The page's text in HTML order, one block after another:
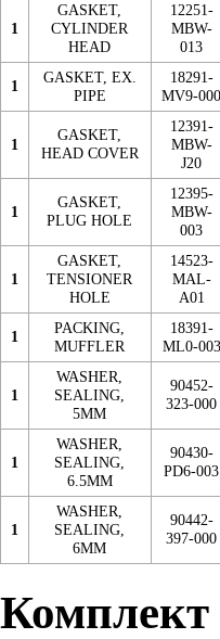
1
GASKET,
CYLINDER
HEAD
12251-
MBW-
013
1
GASKET, EX.
PIPE
18291-
MV9-000
1
GASKET,
HEAD COVER
12391-
MBW-
J20
1
GASKET,
PLUG HOLE
12395-
MBW-
003
1
GASKET,
TENSIONER
HOLE
14523-
MAL-
A01
1
PACKING,
MUFFLER
18391-
ML0-003
1
WASHER,
SEALING,
5MM
90452-
323-000
1
WASHER,
SEALING,
6.5MM
90430-
PD6-003
1
WASHER,
SEALING,
6MM
90442-
397-000
Комплект